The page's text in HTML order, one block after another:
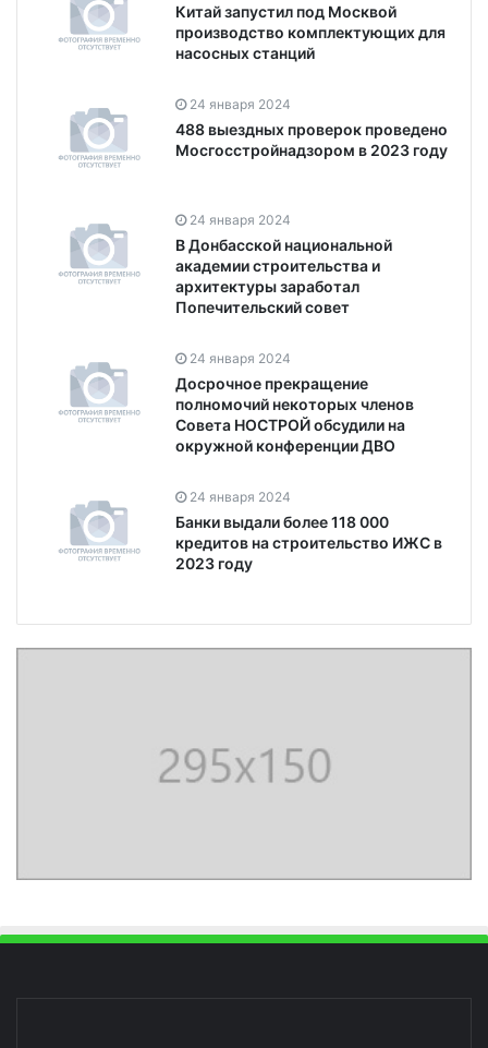
Китай запустил под Москвой
производство комплектующих для
насосных станций
24 января 2024
488 выездных проверок проведено
Мосгосстройнадзором в 2023 году
24 января 2024
В Донбасской национальной
академии строительства и
архитектуры заработал
Попечительский совет
24 января 2024
Досрочное прекращение
полномочий некоторых членов
Совета НОСТРОЙ обсудили на
окружной конференции ДВО
24 января 2024
Банки выдали более 118 000
кредитов на строительство ИЖС в
2023 году